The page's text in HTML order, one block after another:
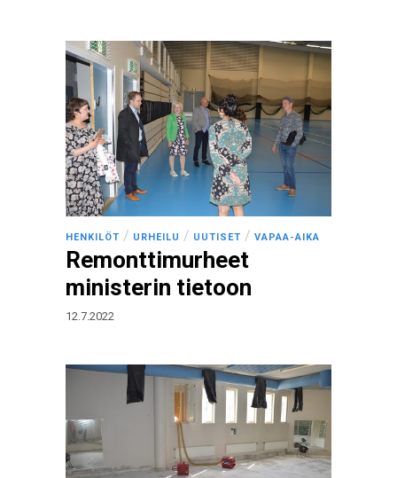
HENKILÖT / URHEILU / UUTISET / VAPAA-AIKA
Remonttimurheet
ministerin tietoon
12.7.2022